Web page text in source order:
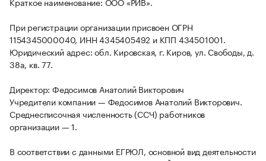
При регистрации организации присвоен ОГРН
1154345000040, ИНН 4345405492 и КПП 434501001.
Юридический адрес: обл. Кировская, г. Киров, ул. Свободы, д.
38а, кв. 77.
Директор: Федосимов Анатолий Викторович
Учредители компании — Федосимов Анатолий Викторович.
Среднесписочная численность (ССЧ) работников
организации — 1.
В соответствии с данными ЕГРЮЛ, основной вид деятельности